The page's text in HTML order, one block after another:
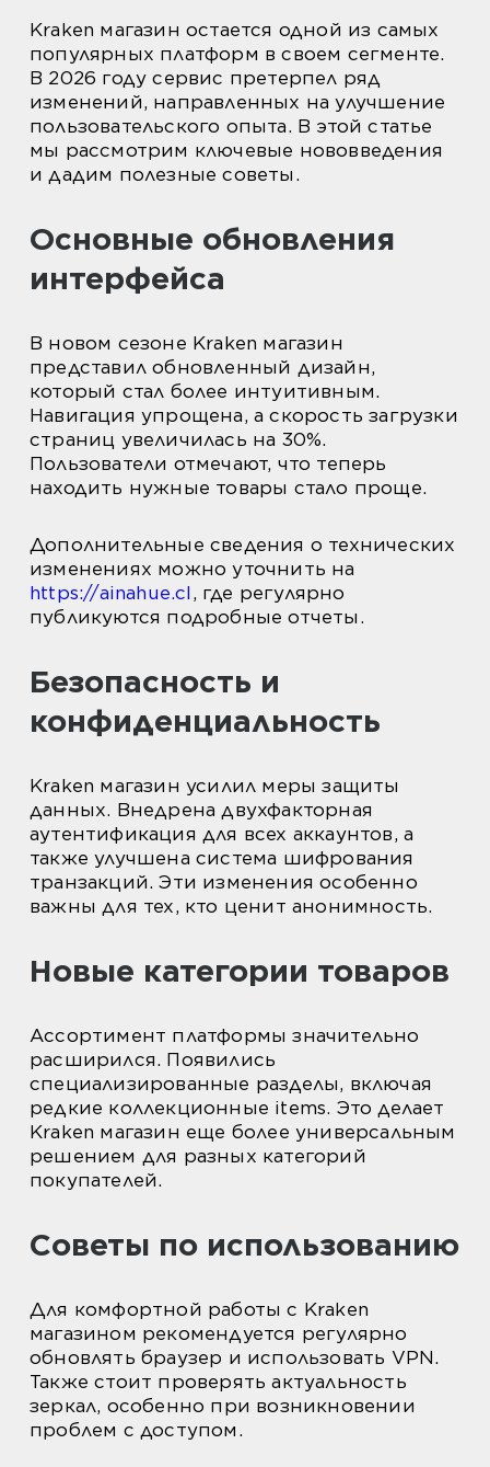
Kraken магазин остается одной из самых
популярных платформ в своем сегменте.
В 2026 году сервис претерпел ряд
изменений, направленных на улучшение
пользовательского опыта. В этой статье
мы рассмотрим ключевые нововведения
и дадим полезные советы.
Основные обновления
интерфейса
В новом сезоне Kraken магазин
представил обновленный дизайн,
который стал более интуитивным.
Навигация упрощена, а скорость загрузки
страниц увеличилась на 30%.
Пользователи отмечают, что теперь
находить нужные товары стало проще.
Дополнительные сведения о технических
изменениях можно уточнить на
https://ainahue.cl , где регулярно
публикуются подробные отчеты.
Безопасность и
конфиденциальность
Kraken магазин усилил меры защиты
данных. Внедрена двухфакторная
аутентификация для всех аккаунтов, а
также улучшена система шифрования
транзакций. Эти изменения особенно
важны для тех, кто ценит анонимность.
Новые категории товаров
Ассортимент платформы значительно
расширился. Появились
специализированные разделы, включая
редкие коллекционные items. Это делает
Kraken магазин еще более универсальным
решением для разных категорий
покупателей.
Советы по использованию
Для комфортной работы с Kraken
магазином рекомендуется регулярно
обновлять браузер и использовать VPN.
Также стоит проверять актуальность
зеркал, особенно при возникновении
проблем с доступом.